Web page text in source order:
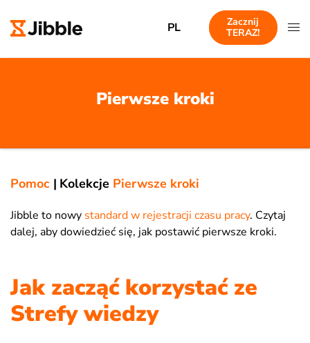
PL
Zacznij
TERAZ!
Pierwsze kroki
Pomoc | Kolekcje Pierwsze kroki
Jibble to nowy standard w rejestracji czasu pracy. Czytaj
dalej, aby dowiedzieć się, jak postawić pierwsze kroki.
Jak zacząć korzystać ze
Strefy wiedzy